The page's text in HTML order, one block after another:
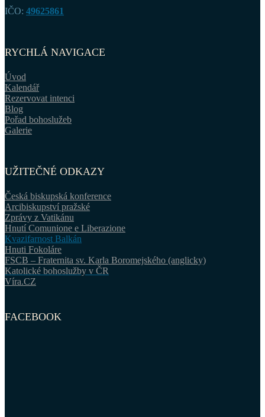
IČO: 49625861
RYCHLÁ NAVIGACE
Úvod
Kalendář
Rezervovat intenci
Blog
Pořad bohoslužeb
Galerie
UŽITEČNÉ ODKAZY
Česká biskupská konference
Arcibiskupství pražské
Zprávy z Vatikánu
Hnutí Comunione e Liberazione
Kvazifarnost Balkán
Hnuti Fokoláre
FSCB – Fraternita sv. Karla Boromejského (anglicky)
Katolické bohoslužby v ČR
Víra.CZ
FACEBOOK